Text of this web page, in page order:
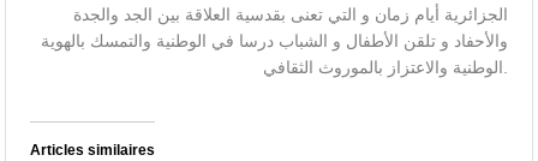
الجزائرية أيام زمان و التي تعنى بقدسية العلاقة بين الجد والجدة
والأحفاد و تلقن الأطفال و الشباب درسا في الوطنية والتمسك بالهوية
الوطنية والاعتزاز بالموروث الثقافي.
Articles similaires